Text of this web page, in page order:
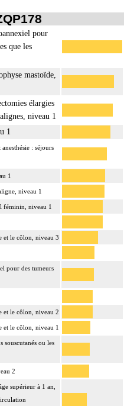
pour
que les
mastoïde,
élargies
niveau 1
1
: séjours
1
niveau 1
féminin, niveau 1
et le côlon, niveau 3
pour des tumeurs
et le côlon, niveau 2
et le côlon, niveau 1
souscutanés ou les
2
supérieur à 1 an,